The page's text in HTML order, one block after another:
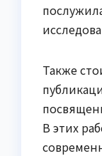
Также
В этих